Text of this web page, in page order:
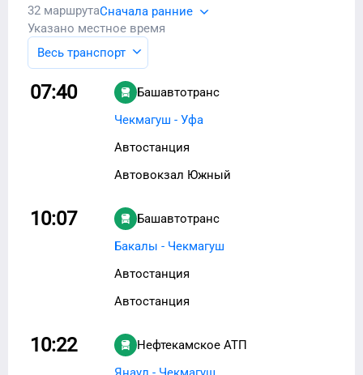
32 маршрутаСначала ранние
Указано местное время
Весь транспорт
07:40
Башавтотранс
Чекмагуш - Уфа
Автостанция
Автовокзал Южный
10:07
Башавтотранс
Бакалы - Чекмагуш
Автостанция
Автостанция
10:22
Нефтекамское АТП